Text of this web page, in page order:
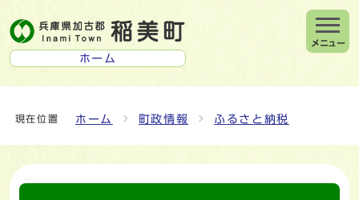
ホーム
メニュー
現在位置 ホーム 町政情報 ふるさと納税